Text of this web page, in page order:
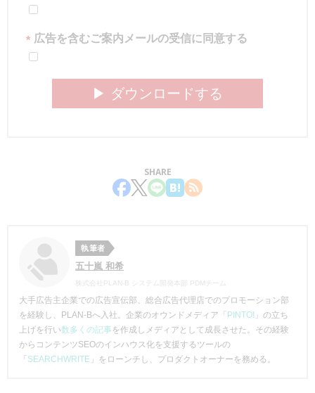
* 広告を含むご案内メールの受信に同意する
▶︎ ダウンロードする
SHARE
執筆者
五十嵐 和希
株式会社PLAN-B システム開発本部 PDMチーム
大手広告主企業での広告宣伝部、総合広告代理店でのプロモーション部
を経験し、PLAN-Bへ入社。企業のオウンドメディア「 PINTO! 」の立ち
上げを行い数多くの記事を作成しメディアとして成長させた。その経験
からコンテンツSEOのインハウス化を支援するツールの
「 SEARCHWRITE 」をローンチし、プロダクトオーナーを務める。